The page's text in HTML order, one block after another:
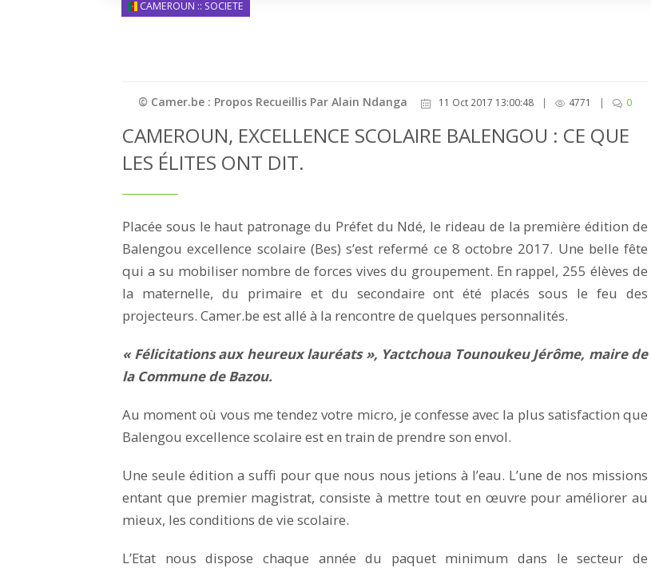
CAMEROUN :: SOCIETE
© Camer.be : Propos Recueillis Par Alain Ndanga 11 Oct 2017 13:00:48 | 4771 | 0
CAMEROUN, EXCELLENCE SCOLAIRE BALENGOU : CE QUE
LES ÉLITES ONT DIT.
Placée sous le haut patronage du Préfet du Ndé, le rideau de la première édition de
Balengou excellence scolaire (Bes) s’est refermé ce 8 octobre 2017. Une belle fête
qui a su mobiliser nombre de forces vives du groupement. En rappel, 255 élèves de
la maternelle, du primaire et du secondaire ont été placés sous le feu des
projecteurs. Camer.be est allé à la rencontre de quelques personnalités.
« Félicitations aux heureux lauréats », Yactchoua Tounoukeu Jérôme, maire de
la Commune de Bazou.
Au moment où vous me tendez votre micro, je confesse avec la plus satisfaction que
Balengou excellence scolaire est en train de prendre son envol.
Une seule édition a suffi pour que nous nous jetions à l’eau. L’une de nos missions
entant que premier magistrat, consiste à mettre tout en œuvre pour améliorer au
mieux, les conditions de vie scolaire.
L’Etat nous dispose chaque année du paquet minimum dans le secteur de